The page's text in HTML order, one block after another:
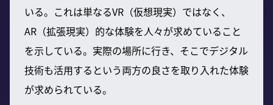
いる。これは単なるVR（仮想現実）ではなく、
AR（拡張現実）的な体験を人々が求めていること
を示している。実際の場所に行き、そこでデジタル
技術も活用するという両方の良さを取り入れた体験
が求められている。